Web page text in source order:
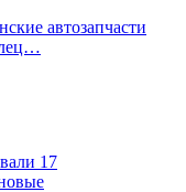
автозапчасти
17